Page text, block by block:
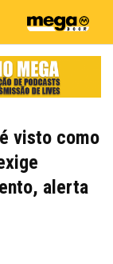
visto como
alerta